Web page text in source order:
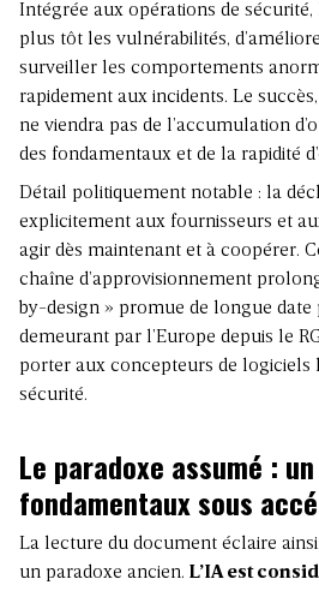
Intégrée aux opérations de sécurité,
plus tôt les vulnérabilités,
surveiller les comportements
rapidement aux incidents. Le
ne viendra pas de l’accumulation
des fondamentaux et de la rapidité
Détail politiquement notable : la
explicitement aux fournisseurs et
agir dès maintenant et à coopérer.
chaîne d’approvisionnement
by-design » promue de longue date
demeurant par l’Europe depuis le
porter aux concepteurs de logiciels
sécurité.
Le paradoxe assumé :
fondamentaux sous
La lecture du document éclaire
un paradoxe ancien. L’IA est